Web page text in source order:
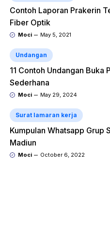
Contoh Laporan Prakerin
Fiber Optik
Moci May 5, 2021
Undangan
11 Contoh Undangan Buka
Sederhana
Moci May 29, 2024
Surat lamaran kerja
Kumpulan Whatsapp Grup
Madiun
Moci October 6, 2022